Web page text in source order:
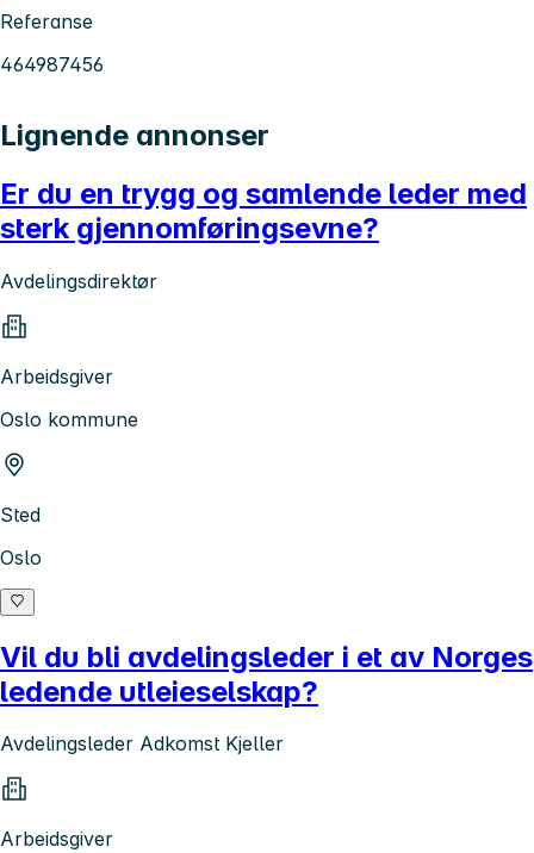
Referanse
464987456
Lignende annonser
Er du en trygg og samlende leder med
sterk gjennomføringsevne?
Avdelingsdirektør
Arbeidsgiver
Oslo kommune
Sted
Oslo
Vil du bli avdelingsleder i et av Norges
ledende utleieselskap?
Avdelingsleder Adkomst Kjeller
Arbeidsgiver